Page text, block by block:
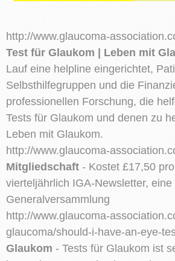
http://www.glaucoma-
Test für Glaukom | Leben mit
Lauf eine helpline eingerichtet,
Selbsthilfegruppen und die
professionellen Forschung, die
Tests für Glaukom und denen zu
Leben mit Glaukom.
http://www.glaucoma-
Mitgliedschaft - Kostet £17,50
vierteljährlich IGA-Newsletter,
Generalversammlung
http://www.glaucoma-
glaucoma/should-i-have-an-eye-
Glaukom - Tests für Glaukom ist